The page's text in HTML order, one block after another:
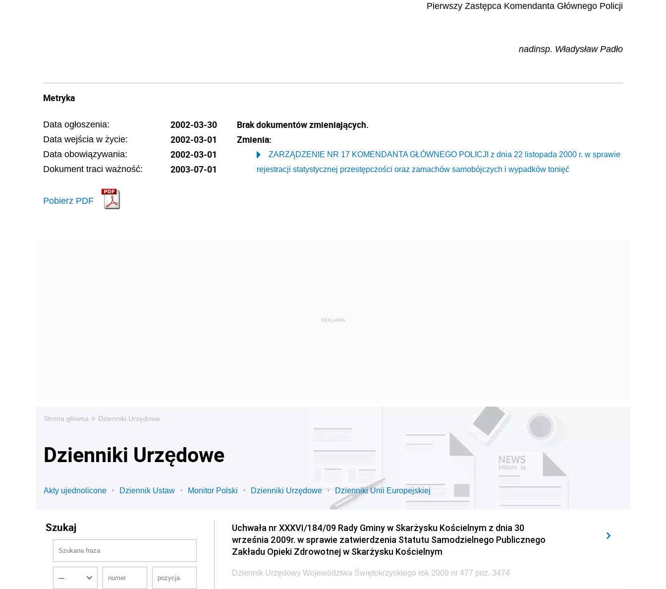
Pierwszy Zastępca Komendanta Głównego Policji
nadinsp. Władysław Padło
Metryka
Data ogłoszenia: 2002-03-30
Data wejścia w życie: 2002-03-01
Data obowiązywania: 2002-03-01
Dokument traci ważność: 2003-07-01
Pobierz PDF
Brak dokumentów zmieniających.
Zmienia:
ZARZĄDZENIE NR 17 KOMENDANTA GŁÓWNEGO POLICJI z dnia 22 listopada 2000 r. w sprawie
rejestracji statystycznej przestępczości oraz zamachów samobójczych i wypadków tonięć
Strona główna » Dzienniki Urzędowe
Dzienniki Urzędowe
Akty ujednolicone Dziennik Ustaw Monitor Polski Dzienniki Urzędowe Dzienniki Unii Europejskiej
Szukaj
Uchwała nr XXXVI/184/09 Rady Gminy w Skarżysku Kościelnym z dnia 30
września 2009r. w sprawie zatwierdzenia Statutu Samodzielnego Publicznego
Zakładu Opieki Zdrowotnej w Skarżysku Kościelnym
Dziennik Urzędowy Województwa Świętokrzyskiego rok 2009 nr 477 poz. 3474